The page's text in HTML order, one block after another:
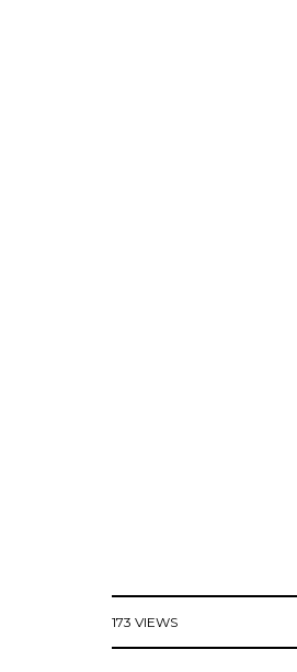
173 VIEWS